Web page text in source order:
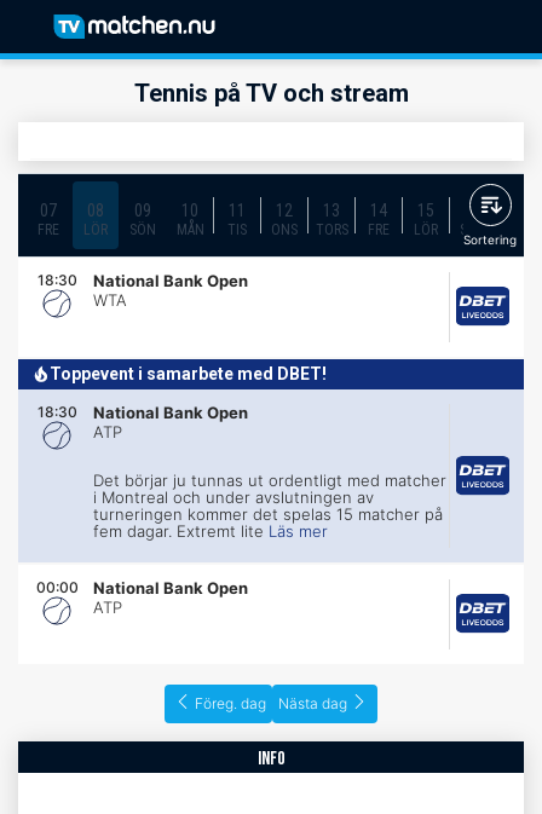
Tennis på TV och stream
07
FRE
08
LÖR
09
SÖN
10
MÅN
11
TIS
12
ONS
13
TORS
14
FRE
15
LÖR
16
SÖN
Sortering
18:30
National Bank Open
WTA
Toppevent i samarbete med DBET!
18:30
National Bank Open
ATP
Det börjar ju tunnas ut ordentligt med matcher
i Montreal och under avslutningen av
turneringen kommer det spelas 15 matcher på
fem dagar. Extremt lite Läs mer
00:00
National Bank Open
ATP
Föreg. dag Nästa dag
info